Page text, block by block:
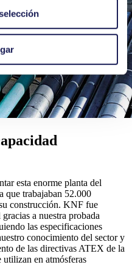
esta enorme planta del
que trabajaban 52.000
construcción. KNF fue
a nuestra probada
las especificaciones
conocimiento del sector y
de las directivas ATEX de la
en atmósferas